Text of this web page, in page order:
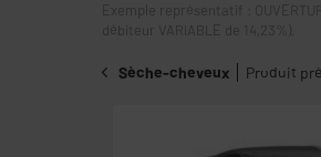
Exemple représentatif :
débiteur VARIABLE de 14,23%).
Sèche-cheveux Produit